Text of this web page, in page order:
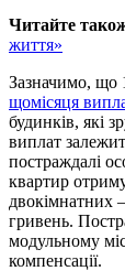
Читайте
життя»
Зазначимо,
щомісяця
будинків, які
виплат
постраждалі
квартир
двокімнатних
гривень.
модульному
компенсації.